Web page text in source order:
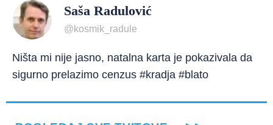
Saša Radulović
@kosmik_radule
Ništa mi nije jasno, natalna karta je pokazivala da
sigurno prelazimo cenzus #kradja #blato